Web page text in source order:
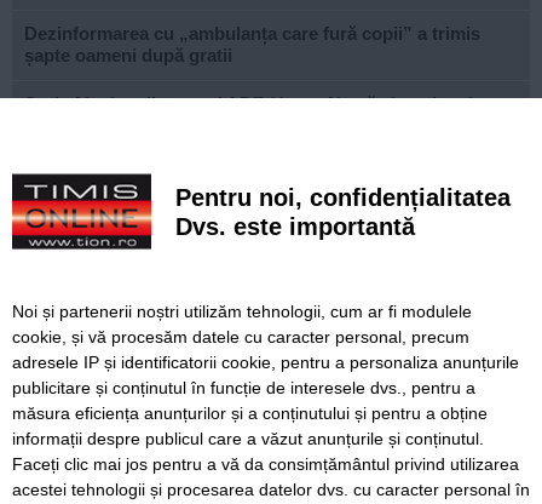
Dezinformarea cu „ambulanța care fură copii” a trimis
șapte oameni după gratii
Sorin Maxim, directorul ADR Vest: „Nu vă alegeți un loc
Horoscop săptămâna 10 - 16 august
Lucrări ale SDM în Timișoara, astăzi, 10 august
Incendiu forestier de proporții în Canada: 20.000 de
persoane evacuate
Canicula schimbă și meniul: ce alimente recomandă
medicii în zilele cu temperaturi extreme
Pentru noi, confidențialitatea
Dvs. este importantă
Noi și partenerii noștri utilizăm tehnologii, cum ar fi modulele
cookie, și vă procesăm datele cu caracter personal, precum
adresele IP și identificatorii cookie, pentru a personaliza anunțurile
publicitare și conținutul în funcție de interesele dvs., pentru a
măsura eficiența anunțurilor și a conținutului și pentru a obține
informații despre publicul care a văzut anunțurile și conținutul.
Faceți clic mai jos pentru a vă da consimțământul privind utilizarea
acestei tehnologii și procesarea datelor dvs. cu caracter personal în